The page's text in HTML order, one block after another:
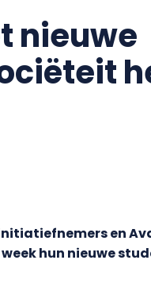
nieuwe
en
hun nieuwe